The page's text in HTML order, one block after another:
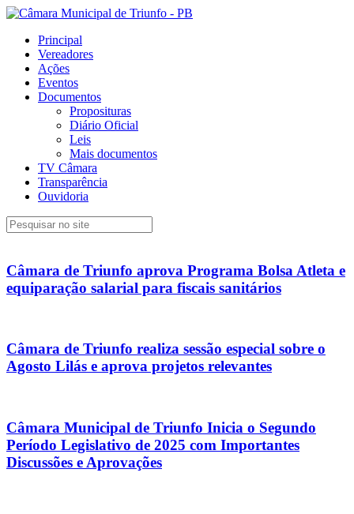
Principal
Vereadores
Ações
Eventos
Documentos
Proposituras
Diário Oficial
Leis
Mais documentos
TV Câmara
Transparência
Ouvidoria
Câmara de Triunfo aprova Programa Bolsa Atleta e
equiparação salarial para fiscais sanitários
Câmara de Triunfo realiza sessão especial sobre o
Agosto Lilás e aprova projetos relevantes
Câmara Municipal de Triunfo Inicia o Segundo
Período Legislativo de 2025 com Importantes
Discussões e Aprovações